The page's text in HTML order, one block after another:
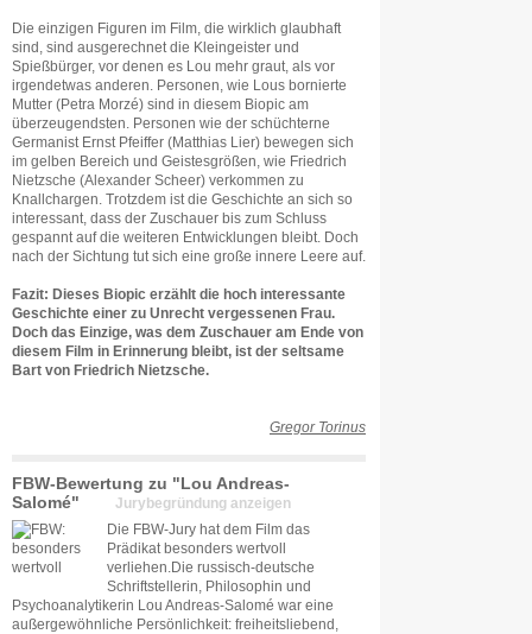
Die einzigen Figuren im Film, die wirklich glaubhaft
sind, sind ausgerechnet die Kleingeister und
Spießbürger, vor denen es Lou mehr graut, als vor
irgendetwas anderen. Personen, wie Lous bornierte
Mutter (Petra Morzé) sind in diesem Biopic am
überzeugendsten. Personen wie der schüchterne
Germanist Ernst Pfeiffer (Matthias Lier) bewegen sich
im gelben Bereich und Geistesgrößen, wie Friedrich
Nietzsche (Alexander Scheer) verkommen zu
Knallchargen. Trotzdem ist die Geschichte an sich so
interessant, dass der Zuschauer bis zum Schluss
gespannt auf die weiteren Entwicklungen bleibt. Doch
nach der Sichtung tut sich eine große innere Leere auf.
Fazit: Dieses Biopic erzählt die hoch interessante
Geschichte einer zu Unrecht vergessenen Frau.
Doch das Einzige, was dem Zuschauer am Ende von
diesem Film in Erinnerung bleibt, ist der seltsame
Bart von Friedrich Nietzsche.
Gregor Torinus
FBW-Bewertung zu "Lou Andreas-
Salomé"
Jurybegründung anzeigen
Die FBW-Jury hat dem Film das
Prädikat besonders wertvoll
verliehen.Die russisch-deutsche
Schriftstellerin, Philosophin und
Psychoanalytikerin Lou Andreas-Salomé war eine
außergewöhnliche Persönlichkeit: freiheitsliebend,